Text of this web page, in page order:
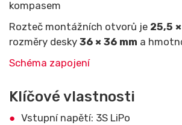
kompasem
Rozteč montážních otvorů je 25,5
rozměry desky 36 × 36 mm a
Schéma zapojení
Klíčové vlastnosti
Vstupní napětí: 3S LiPo